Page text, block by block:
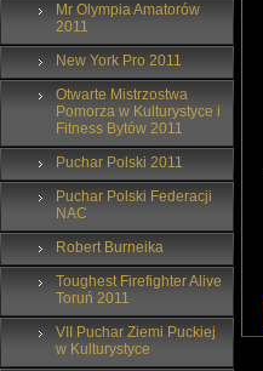
Mr Olympia Amatorów
2011
New York Pro 2011
Otwarte Mistrzostwa
Pomorza w Kulturystyce i
Fitness Bytów 2011
Puchar Polski 2011
Puchar Polski Federacji
NAC
Robert Burneika
Toughest Firefighter Alive
Toruń 2011
VII Puchar Ziemi Puckiej
w Kulturystyce